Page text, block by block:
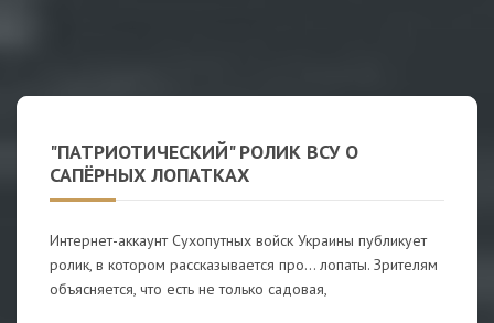
"ПАТРИОТИЧЕСКИЙ" РОЛИК ВСУ О
САПЁРНЫХ ЛОПАТКАХ
Интернет-аккаунт Сухопутных войск Украины публикует
ролик, в котором рассказывается про... лопаты. Зрителям
объясняется, что есть не только садовая,